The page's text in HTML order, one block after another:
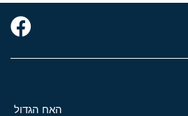
האח הגדול